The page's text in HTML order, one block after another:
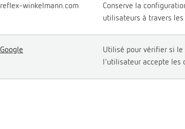
reflex-winkelmann.com
Conserve la
utilisateurs à travers
Google
Utilisé pour vérifier si le
l'utilisateur accepte les